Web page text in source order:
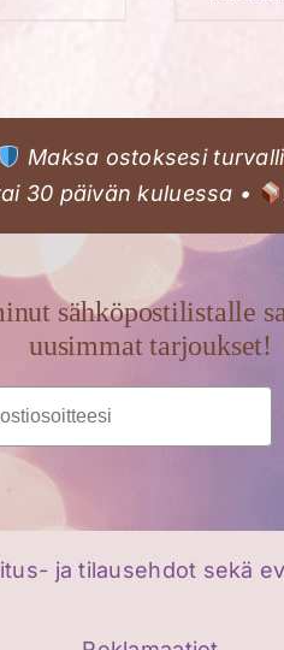
Maksa ostoksesi
30 päivän kuluessa •
sähköpostilistalle
uusimmat tarjoukset!
ja tilausehdot sekä